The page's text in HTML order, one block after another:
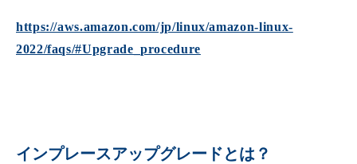
https://aws.amazon.com/jp/linux/amazon-linux-
2022/faqs/#Upgrade_procedure
インプレースアップグレードとは？